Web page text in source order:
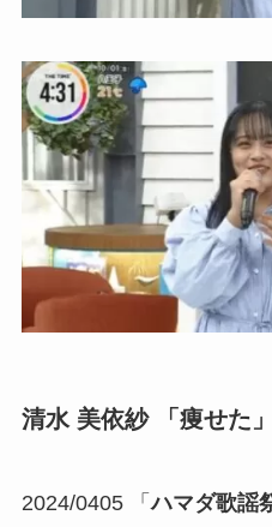
清水 美依紗 「痩せた
2024/0405 「ハマダ歌謡